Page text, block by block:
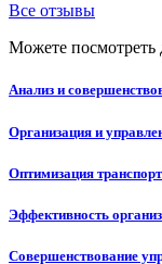
Все отзывы
Можете посмотреть
Анализ и
Организация и
Оптимизация
Эффективность
Совершенствование